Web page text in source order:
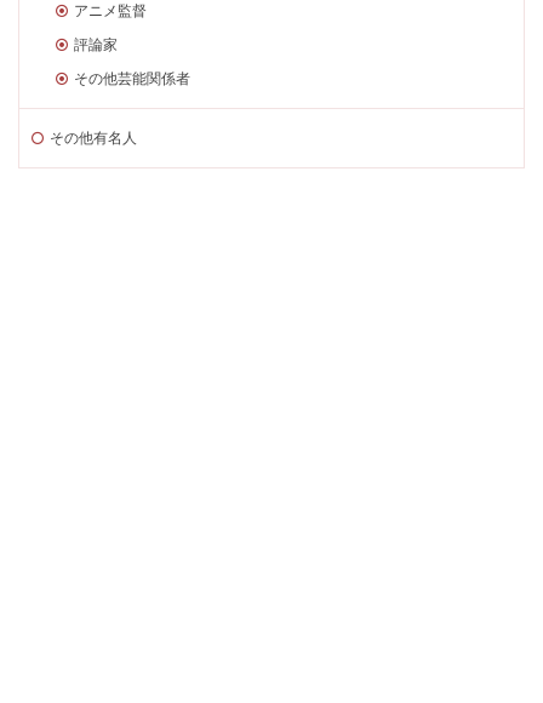
アニメ監督
評論家
その他芸能関係者
その他有名人